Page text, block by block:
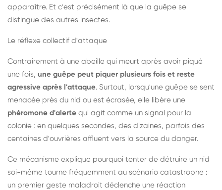
apparaître. Et c'est précisément là que la guêpe se
distingue des autres insectes.
Le réflexe collectif d'attaque
Contrairement à une abeille qui meurt après avoir piqué
une fois, une guêpe peut piquer plusieurs fois et reste
agressive après l'attaque. Surtout, lorsqu'une guêpe se sent
menacée près du nid ou est écrasée, elle libère une
phéromone d'alerte qui agit comme un signal pour la
colonie : en quelques secondes, des dizaines, parfois des
centaines d'ouvrières affluent vers la source du danger.
Ce mécanisme explique pourquoi tenter de détruire un nid
soi-même tourne fréquemment au scénario catastrophe :
un premier geste maladroit déclenche une réaction